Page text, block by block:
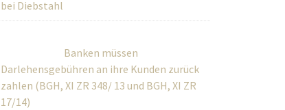
bei Diebstahl
Banken müssen
Darlehensgebühren an ihre Kunden zurück
zahlen (BGH, XI ZR 348/ 13 und BGH, XI ZR
17/14)